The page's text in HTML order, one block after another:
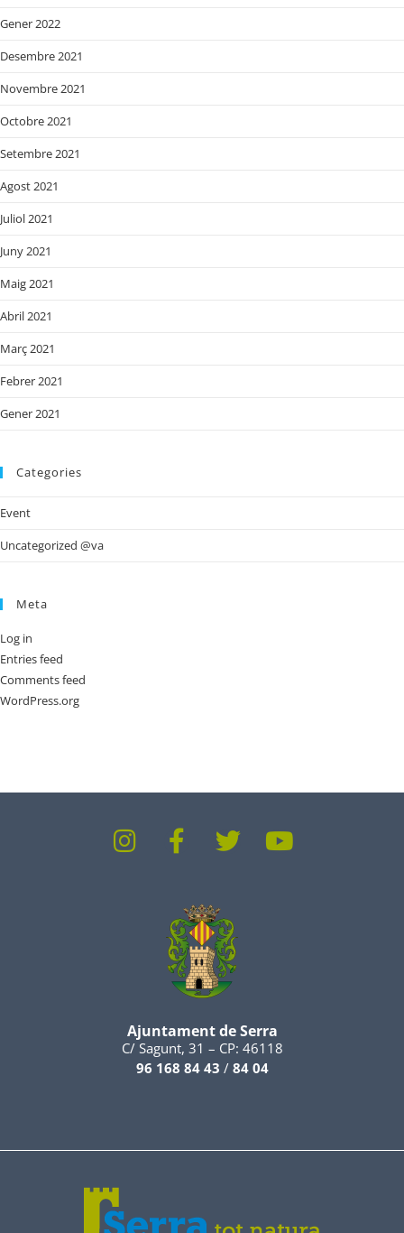
Gener 2022
Desembre 2021
Novembre 2021
Octobre 2021
Setembre 2021
Agost 2021
Juliol 2021
Juny 2021
Maig 2021
Abril 2021
Març 2021
Febrer 2021
Gener 2021
Categories
Event
Uncategorized @va
Meta
Log in
Entries feed
Comments feed
WordPress.org
Ajuntament de Serra
C/ Sagunt, 31 – CP: 46118
96 168 84 43 / 84 04